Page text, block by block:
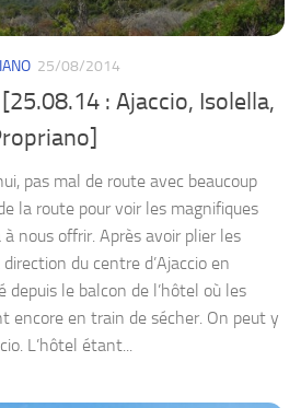
25/08/2014
: Ajaccio, Isolella,
pas mal de route avec beaucoup
la route pour voir les magnifiques
à nous offrir. Après avoir plier les
du centre d’Ajaccio en
depuis le balcon de l’hôtel où les
encore en train de sécher. On peut y
L’hôtel étant...